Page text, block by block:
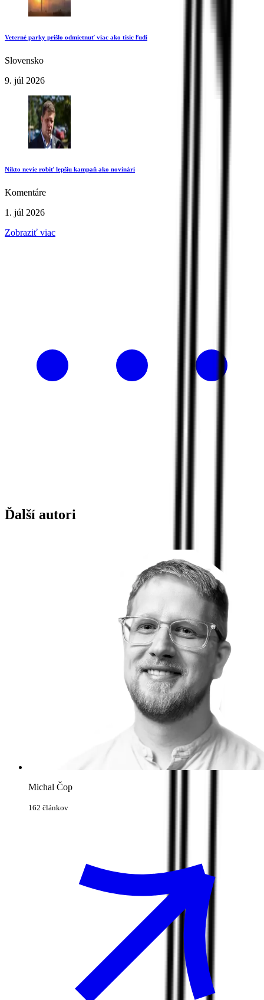
Veterné parky prišlo odmietnuť viac ako tisíc ľudí
Slovensko
9. júl 2026
Nikto nevie robiť lepšiu kampaň ako novinári
Komentáre
1. júl 2026
Zobraziť viac
Ďalší autori
Michal Čop
162 článkov